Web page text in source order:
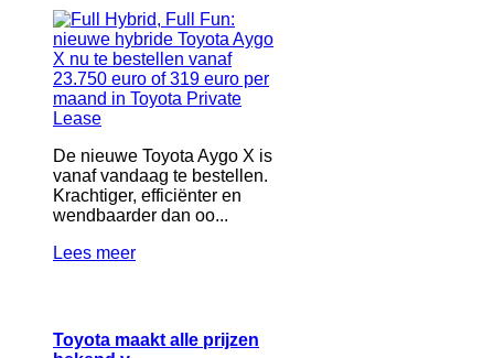
De nieuwe Toyota Aygo X is
vanaf vandaag te bestellen.
Krachtiger, efficiënter en
wendbaarder dan oo...
Lees meer
Toyota maakt alle prijzen